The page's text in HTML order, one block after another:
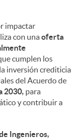
impactar
con unaoferta
cumplen los
inversión crediticia
del Acuerdo de
2030, para
y contribuir a
Ingenieros,